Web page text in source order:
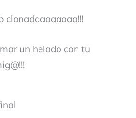
clonadaaaaaaaa!!!
un helado con tu